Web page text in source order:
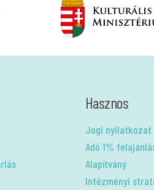
Hasznos
Jogi nyilatkozat
Adó 1%
Alapítvány
Intézményi